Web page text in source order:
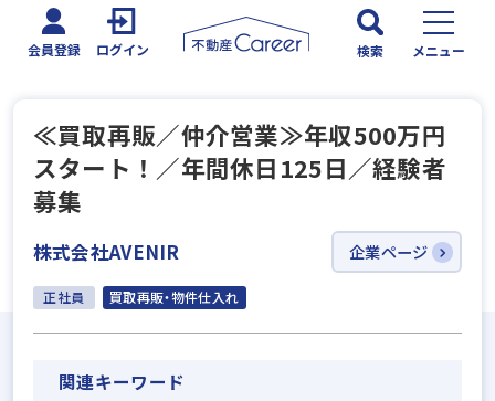
会員登録 ログイン 検索 メニュー
≪買取再販／仲介営業≫年収500万円
スタート！／年間休日125日／経験者
募集
株式会社AVENIR 企業ページ
正社員 買取再販・物件仕入れ
関連キーワード